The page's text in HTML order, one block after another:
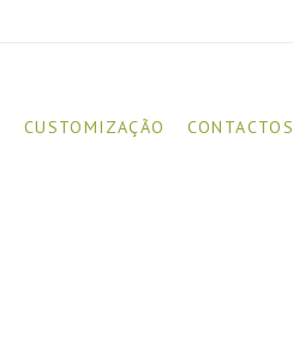
CUSTOMIZAÇÃO CONTACTOS